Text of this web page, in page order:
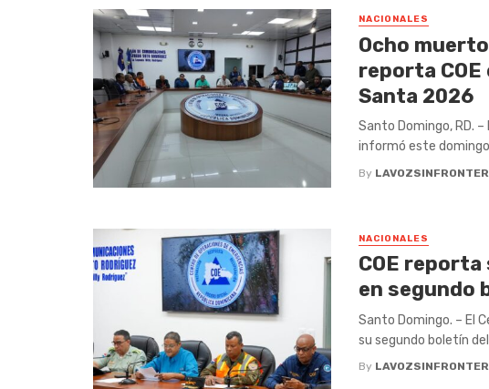
NACIONALES
Ocho
reporta
Santa 2026
Santo Domingo, RD.
informó este
By
NACIONALES
COE
en segundo
Santo Domingo. – El
su segundo boletín
By